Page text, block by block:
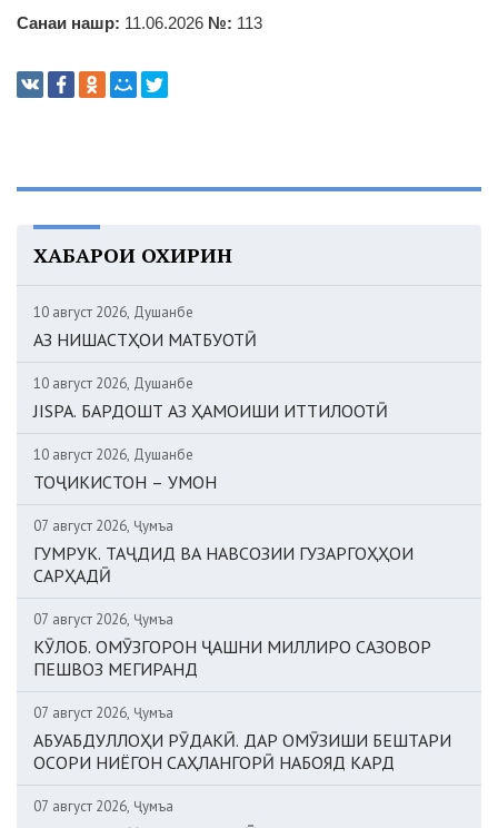
Санаи нашр: 11.06.2026 №: 113
ХАБАРҲОИ ОХИРИН
10 август 2026, Душанбе
АЗ НИШАСТҲОИ МАТБУОТӢ
10 август 2026, Душанбе
JISPA. БАРДОШТ АЗ ҲАМОИШИ ИТТИЛООТӢ
10 август 2026, Душанбе
ТОҶИКИСТОН – УМОН
07 август 2026, Ҷумъа
ГУМРУК. ТАҶДИД ВА НАВСОЗИИ ГУЗАРГОҲҲОИ
САРҲАДӢ
07 август 2026, Ҷумъа
КӮЛОБ. ОМӮЗГОРОН ҶАШНИ МИЛЛИРО САЗОВОР
ПЕШВОЗ МЕГИРАНД
07 август 2026, Ҷумъа
АБУАБДУЛЛОҲИ РӮДАКӢ. ДАР ОМӮЗИШИ БЕШТАРИ
ОСОРИ НИЁГОН САҲЛАНГОРӢ НАБОЯД КАРД
07 август 2026, Ҷумъа